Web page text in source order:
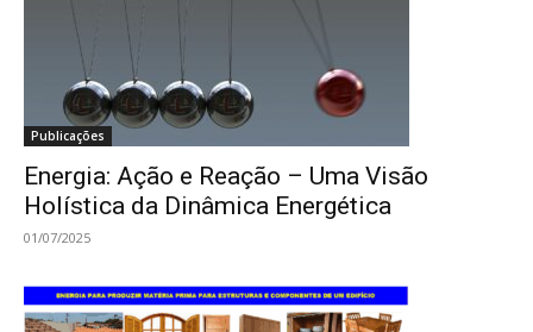
Publicações
Energia: Ação e Reação – Uma Visão
Holística da Dinâmica Energética
01/07/2025